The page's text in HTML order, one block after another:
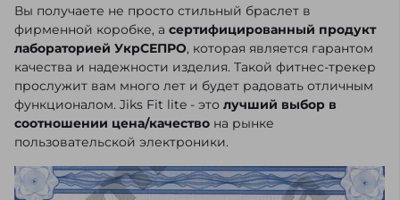
Вы получаете не просто стильный браслет в
фирменной коробке, а сертифицированный продукт
лабораторией УкрСЕПРО, которая является гарантом
качества и надежности изделия. Такой фитнес-трекер
прослужит вам много лет и будет радовать отличным
функционалом. Jiks Fit lite - это лучший выбор в
соотношении цена/качество на рынке
пользовательской электроники.